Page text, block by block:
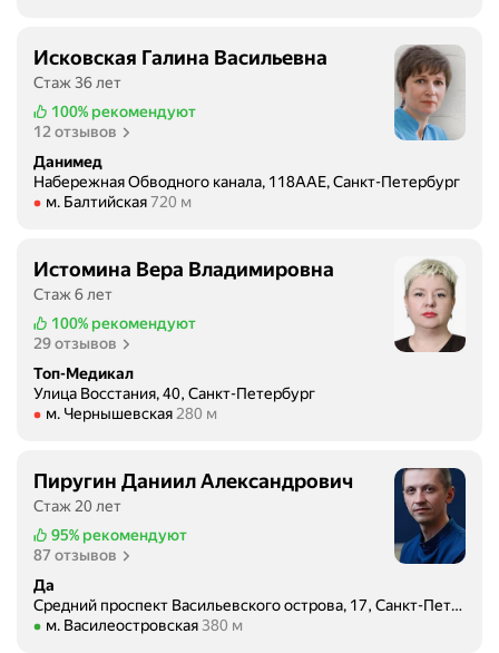
Исковская Галина Васильевна
Стаж 36 лет
100% рекомендуют
12 отзывов
Данимед
Набережная Обводного канала, 118ААЕ, Санкт-Петербург
Метро м. Балтийская Расстояние 720 м
м. Балтийская 720 м
Истомина Вера Владимировна
Стаж 6 лет
100% рекомендуют
29 отзывов
Топ-Медикал
Улица Восстания, 40, Санкт-Петербург
Метро м. Чернышевская Расстояние 280 м
м. Чернышевская 280 м
Пиругин Даниил Александрович
Стаж 20 лет
95% рекомендуют
87 отзывов
Да
Средний проспект Васильевского острова, 17, Санкт-Петербург
Метро м. Василеостровская Расстояние 380 м
м. Василеостровская 380 м